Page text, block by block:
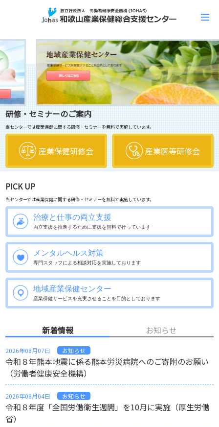
研修・セミナーのご案内
当センターでは産業保健に関する研修・セミナーを無料で実施しています。
産業保健研修会 産業医等研修会
PICK UP
当センターでは産業保健に関する研修・セミナーを無料で実施しています。
治療と仕事の両立支援
両立支援を推進するために支援を無料で行っています
メンタルヘルス対策
専門スタッフによる相談対応を実施しております
地域産業保健センター
産業保健サービスを充実させる ことを目的としております
新着情報 お知らせ
2026年08月07日 お知らせ
令和８年熊本地震に係る熊本労災病院へのご寄附のお願い
（労働者健康安全機構）
2026年08月04日 お知らせ
令和８年度「全国労働衛生週間」を10月に実施（厚生労働
省）